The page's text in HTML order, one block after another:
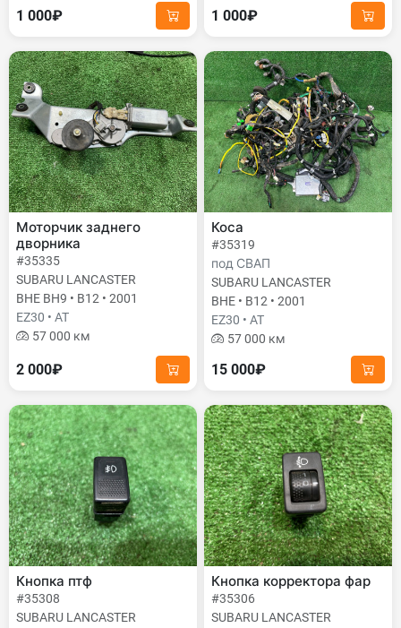
1 000₽ 1 000₽
Моторчик заднего
дворника
#35335
SUBARU LANCASTER
BHE BH9 • B12 • 2001
EZ30 • AT
57 000 км
2 000₽
Коса
#35319
под СВАП
SUBARU LANCASTER
BHE • B12 • 2001
EZ30 • AT
57 000 км
15 000₽
Кнопка птф
#35308
SUBARU LANCASTER
Кнопка корректора фар
#35306
SUBARU LANCASTER